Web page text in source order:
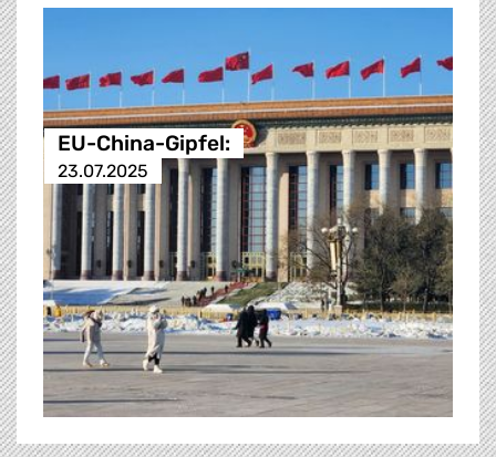
EU-China-Gipfel:
23.07.2025